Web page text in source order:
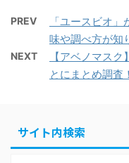
PREV
「ユースビオ
味や調べ方が知
NEXT
【アベノマス
とにまとめ調査！
サイト内検索